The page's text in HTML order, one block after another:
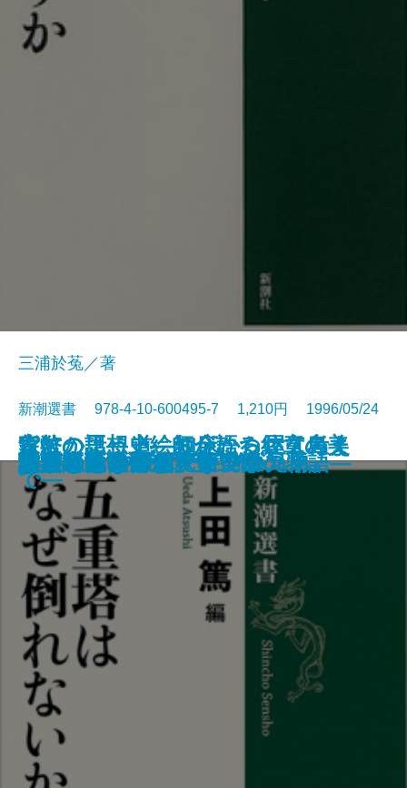
慰安婦と戦場の性
秘伝 中学入試国語読解法
家紋の話―上絵師が語る紋章の美
―
現代史の中で考える
貨幣の思想史―お金について考え
た人びと―
世界史の中から考える
漱石とその時代 第四部
いのちの文化人類学
禅がわかる本
東洋医学を知っていますか
三浦於菟／著
新潮選書 978-4-10-600495-7 1,210円 1996/05/24
五重塔はなぜ倒れないか
科学者とは何か
森にかよう道―知床から屋久島ま
で―
天才の勉強術
漱石とその時代 第三部
卵が私になるまで―発生の物語―
分類という思想
謎とき『カラマーゾフの兄弟』
大人のための偉人伝
非言語コミュニケーション